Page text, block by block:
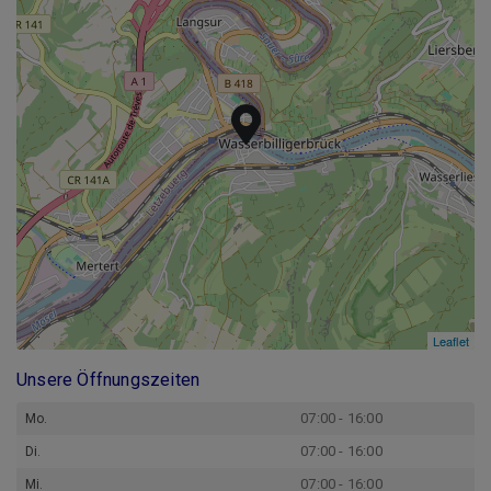
Leaflet
Leaflet
Unsere Öffnungszeiten
Mo. 07:00 - 16:00
Di. 07:00 - 16:00
Mi. 07:00 - 16:00